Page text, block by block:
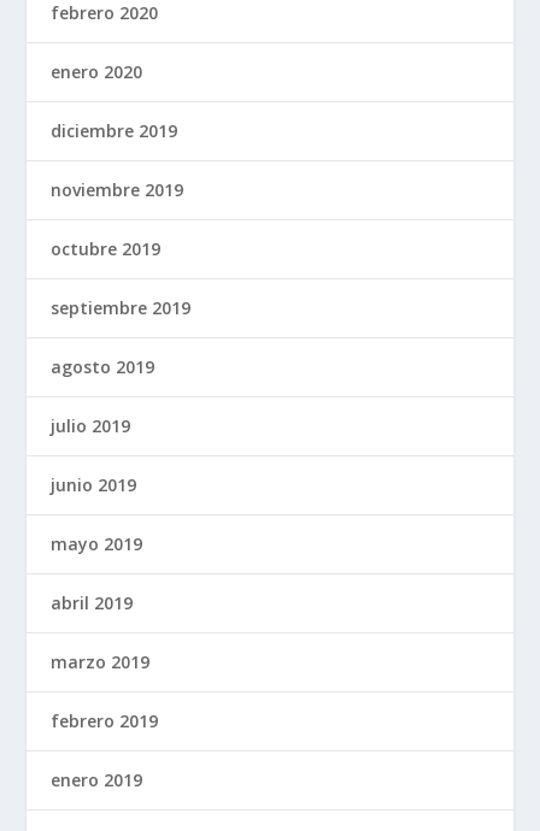
febrero 2020
enero 2020
diciembre 2019
noviembre 2019
octubre 2019
septiembre 2019
agosto 2019
julio 2019
junio 2019
mayo 2019
abril 2019
marzo 2019
febrero 2019
enero 2019